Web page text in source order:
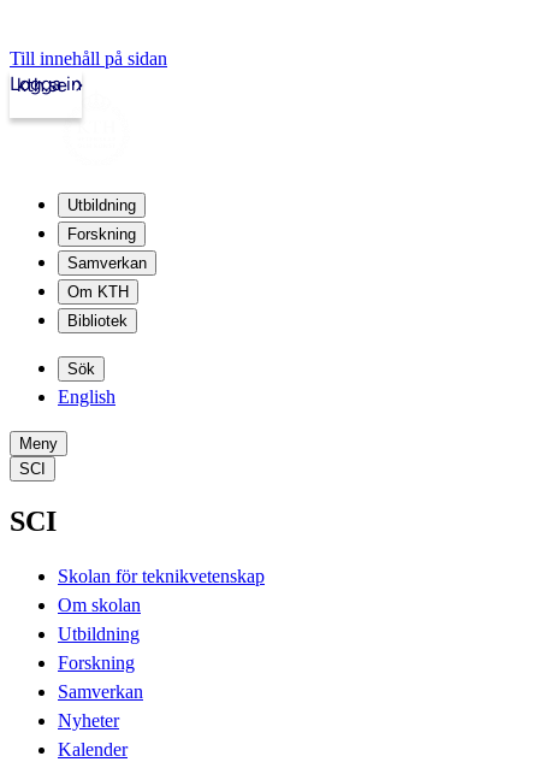
Till innehåll på sidan
kth.se
Logga in
Utbildning
Forskning
Samverkan
Om KTH
Bibliotek
Sök
English
Meny
SCI
SCI
Skolan för teknikvetenskap
Om skolan
Utbildning
Forskning
Samverkan
Nyheter
Kalender